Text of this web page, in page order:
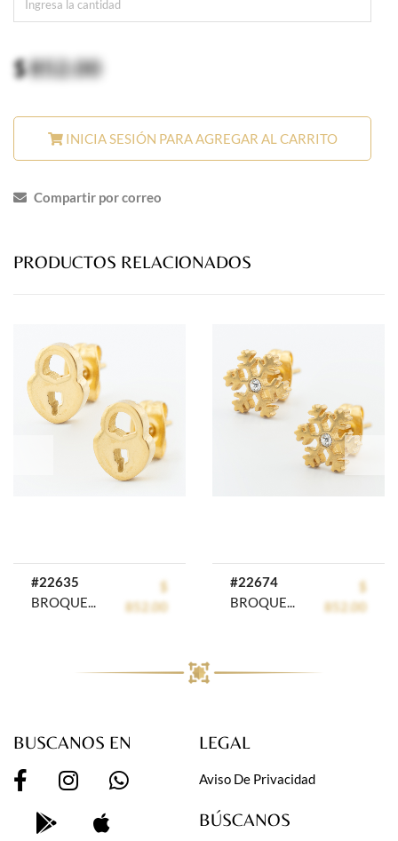
$852.00
INICIA SESIÓN PARA AGREGAR AL CARRITO
Compartir por correo
PRODUCTOS RELACIONADOS
#22635
$
852.00
#22674
$
852.00
BUSCANOS EN LEGAL
Aviso De Privacidad
BÚSCANOS